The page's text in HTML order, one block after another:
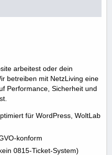
arbeitest oder dein
betreiben mit NetzLiving eine
Performance, Sicherheit und
für WordPress, WoltLab
konform
0815-Ticket-System)